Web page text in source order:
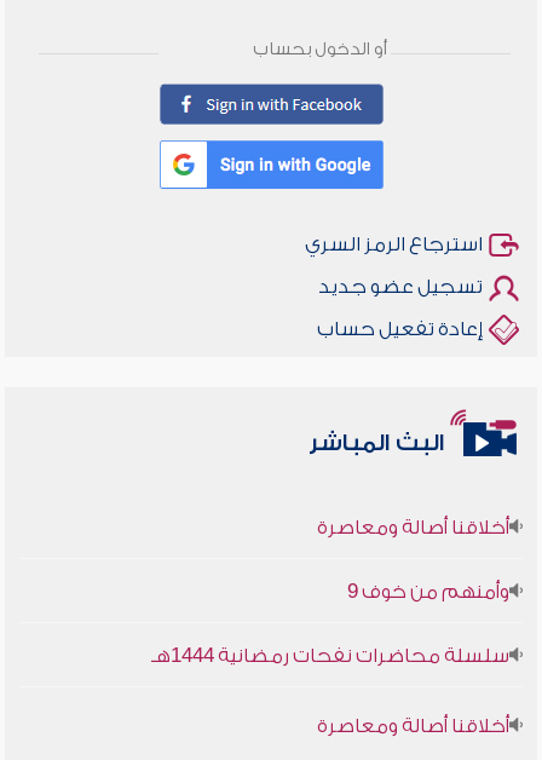
أو الدخول بحساب
استرجاع الرمز السري
تسجيل عضو جديد
إعادة تفعيل حساب
البث المباشر
أخلاقنا أصالة ومعاصرة
وأمنهم من خوف 9
أخلاقنا أصالة ومعاصرة